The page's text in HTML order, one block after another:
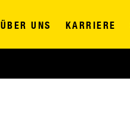
ÜBER UNS KARRIERE